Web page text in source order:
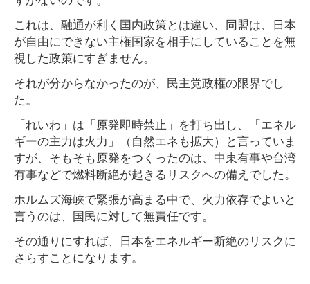
これは、融通が利く国内政策とは違い、同盟は、日本
が自由にできない主権国家を相手にしていることを無
視した政策にすぎません。
それが分からなかったのが、民主党政権の限界でし
た。
「れいわ」は「原発即時禁止」を打ち出し、「エネル
ギーの主力は火力」（自然エネも拡大）と言っていま
すが、そもそも原発をつくったのは、中東有事や台湾
有事などで燃料断絶が起きるリスクへの備えでした。
ホルムズ海峡で緊張が高まる中で、火力依存でよいと
言うのは、国民に対して無責任です。
その通りにすれば、日本をエネルギー断絶のリスクに
さらすことになります。